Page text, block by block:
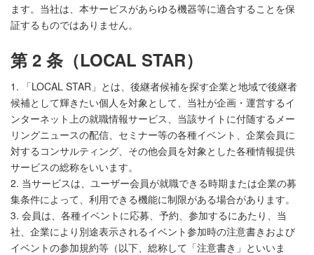
ます。当社は、本サービスがあらゆる機器等に適合することを保
証するものではありません。
第 2 条（LOCAL STAR）
1. 「LOCAL STAR」とは、後継者候補を探す企業と地域で後継者
候補として輝きたい個人を対象として、当社が企画・運営するイ
ンターネット上の就職情報サービス、当該サイトに付随するメー
リングニュースの配信、セミナー等の各種イベント、企業会員に
対するコンサルティング、その他会員を対象とした各種情報提供
サービスの総称をいいます。
2. 当サービスは、ユーザー会員が就職できる時期または企業の募
集条件によって、利用できる機能に制限がある場合があります。
3. 会員は、各種イベントに応募、予約、参加するにあたり、当
社、企業により別途表示されるイベント参加時の注意書きおよび
イベントの参加規約等（以下、総称して「注意書き」といいま